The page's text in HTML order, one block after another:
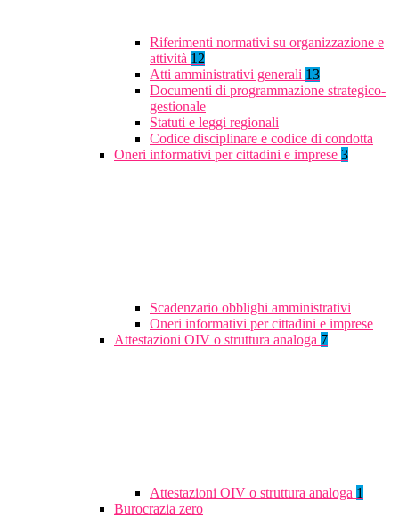
Riferimenti normativi su organizzazione e
attività 12
Atti amministrativi generali 13
Documenti di programmazione strategico-
gestionale
Statuti e leggi regionali
Codice disciplinare e codice di condotta
Oneri informativi per cittadini e imprese 3
Scadenzario obblighi amministrativi
Oneri informativi per cittadini e imprese
Attestazioni OIV o struttura analoga 7
Attestazioni OIV o struttura analoga 1
Burocrazia zero